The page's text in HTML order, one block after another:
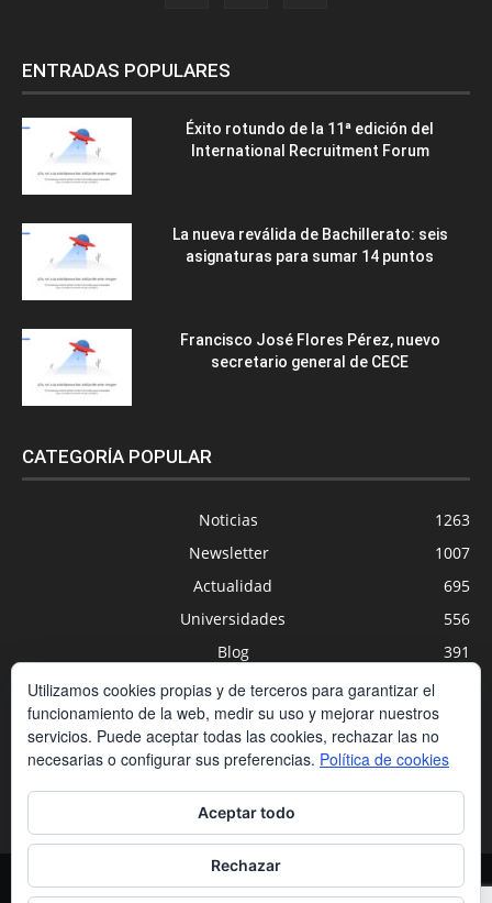
ENTRADAS POPULARES
Éxito rotundo de la 11ª edición del
International Recruitment Forum
La nueva reválida de Bachillerato: seis
asignaturas para sumar 14 puntos
Francisco José Flores Pérez, nuevo
secretario general de CECE
CATEGORÍA POPULAR
Noticias
1263
Newsletter
1007
Actualidad
695
Universidades
556
Blog
391
Agenda
Nuevas Tecnologías
Estudios
Utilizamos cookies propias y de terceros para garantizar el
funcionamiento de la web, medir su uso y mejorar nuestros
servicios. Puede aceptar todas las cookies, rechazar las no
necesarias o configurar sus preferencias. Política de cookies
Aceptar todo
Rechazar